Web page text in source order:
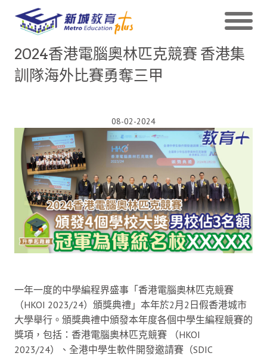
2024香港電腦奧林匹克競賽 香港集
訓隊海外比賽勇奪三甲
08-02-2024
一年一度的中學編程界盛事「香港電腦奧林匹克競賽
（HKOI 2023/24）頒獎典禮」本年於2月2日假香港城市
大學舉行。頒獎典禮中頒發本年度各個中學生編程競賽的
獎項，包括：香港電腦奧林匹克競賽 （HKOI
2023/24）、全港中學生軟件開發邀請賽（SDIC